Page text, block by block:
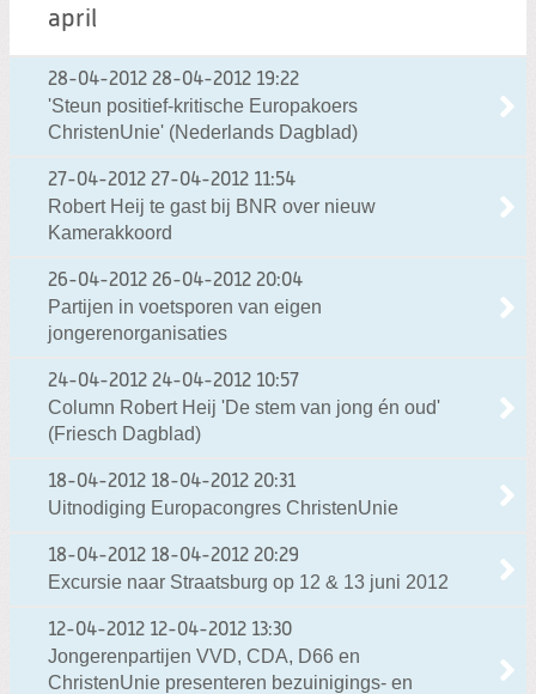
april
28-04-2012 28-04-2012 19:22
'Steun positief-kritische Europakoers
ChristenUnie' (Nederlands Dagblad)
27-04-2012 27-04-2012 11:54
Robert Heij te gast bij BNR over nieuw
Kamerakkoord
26-04-2012 26-04-2012 20:04
Partijen in voetsporen van eigen
jongerenorganisaties
24-04-2012 24-04-2012 10:57
Column Robert Heij 'De stem van jong én oud'
(Friesch Dagblad)
18-04-2012 18-04-2012 20:31
Uitnodiging Europacongres ChristenUnie
18-04-2012 18-04-2012 20:29
Excursie naar Straatsburg op 12 & 13 juni 2012
12-04-2012 12-04-2012 13:30
Jongerenpartijen VVD, CDA, D66 en
ChristenUnie presenteren bezuinigings- en